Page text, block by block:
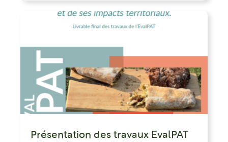
Présentation des travaux EvalPAT